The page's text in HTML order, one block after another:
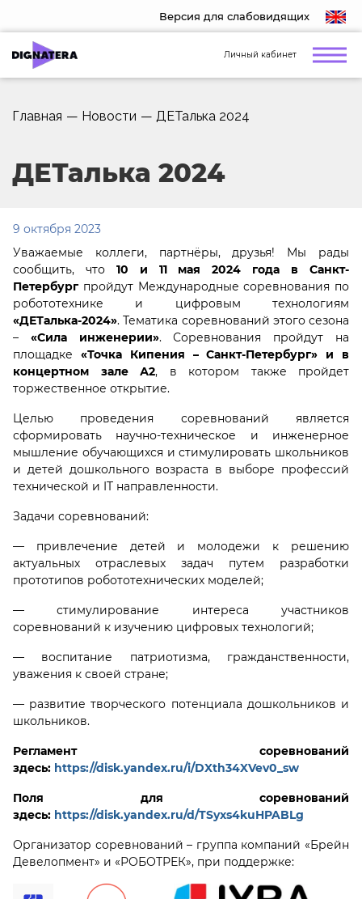
Версия для слабовидящих
Личный кабинет
Главная — Новости — ДЕТалька 2024
ДЕТалька 2024
9 октября 2023
Уважаемые коллеги, партнёры, друзья! Мы рады
сообщить, что 10 и 11 мая 2024 года в Санкт-
Петербург пройдут Международные соревнования по
робототехнике и цифровым технологиям
«ДЕТалька-2024». Тематика соревнований этого сезона
– «Сила инженерии». Соревнования пройдут на
площадке «Точка Кипения – Санкт-Петербург» и в
концертном зале А2, в котором также пройдет
торжественное открытие.
Целью проведения соревнований является
сформировать научно-техническое и инженерное
мышление обучающихся и стимулировать школьников
и детей дошкольного возраста в выборе профессий
технической и IT направленности.
Задачи соревнований:
— привлечение детей и молодежи к решению
актуальных отраслевых задач путем разработки
прототипов робототехнических моделей;
— стимулирование интереса участников
соревнований к изучению цифровых технологий;
— воспитание патриотизма, гражданственности,
уважения к своей стране;
— развитие творческого потенциала дошкольников и
школьников.
Регламент соревнований
здесь: https://disk.yandex.ru/i/DXth34XVev0_sw
Поля для соревнований
здесь: https://disk.yandex.ru/d/TSyxs4kuHPABLg
Организатор соревнований – группа компаний «Брейн
Девелопмент» и «РОБОТРЕК», при поддержке: